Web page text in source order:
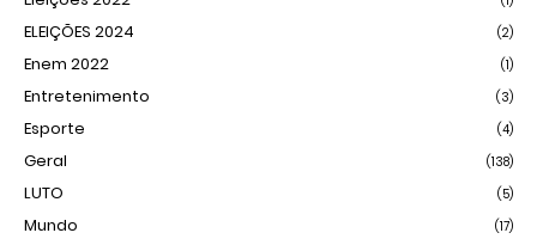
ELEIÇÕES 2024 (2)
Enem 2022 (1)
Entretenimento (3)
Esporte (4)
Geral (138)
LUTO (5)
Mundo (17)